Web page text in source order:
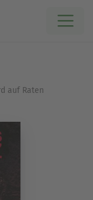
auf Raten